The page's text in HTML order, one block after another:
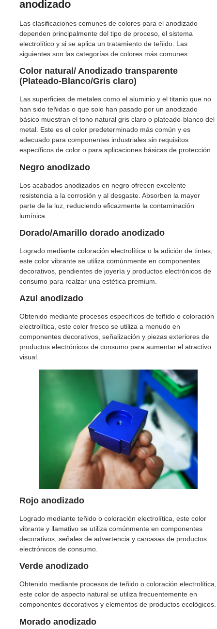
anodizado
Las clasificaciones comunes de colores para el anodizado
dependen principalmente del tipo de proceso, el sistema
electrolítico y si se aplica un tratamiento de teñido. Las
siguientes son las categorías de colores más comunes:
Color natural/ Anodizado transparente
(Plateado-Blanco/Gris claro)
Las superficies de metales como el aluminio y el titanio que no
han sido teñidas o que solo han pasado por un anodizado
básico muestran el tono natural gris claro o plateado-blanco del
metal. Este es el color predeterminado más común y es
adecuado para componentes industriales sin requisitos
específicos de color o para aplicaciones básicas de protección.
Negro anodizado
Los acabados anodizados en negro ofrecen excelente
resistencia a la corrosión y al desgaste. Absorben la mayor
parte de la luz, reduciendo eficazmente la contaminación
lumínica.
Dorado/Amarillo dorado anodizado
Logrado mediante coloración electrolítica o la adición de tintes,
este color vibrante se utiliza comúnmente en componentes
decorativos, pendientes de joyería y productos electrónicos de
consumo para realzar una estética premium.
Azul anodizado
Obtenido mediante procesos específicos de teñido o coloración
electrolítica, este color fresco se utiliza a menudo en
componentes decorativos, señalización y piezas exteriores de
productos electrónicos de consumo para aumentar el atractivo
visual.
Rojo anodizado
Logrado mediante teñido o coloración electrolítica, este color
vibrante y llamativo se utiliza comúnmente en componentes
decorativos, señales de advertencia y carcasas de productos
electrónicos de consumo.
Verde anodizado
Obtenido mediante procesos de teñido o coloración electrolítica,
este color de aspecto natural se utiliza frecuentemente en
componentes decorativos y elementos de productos ecológicos.
Morado anodizado